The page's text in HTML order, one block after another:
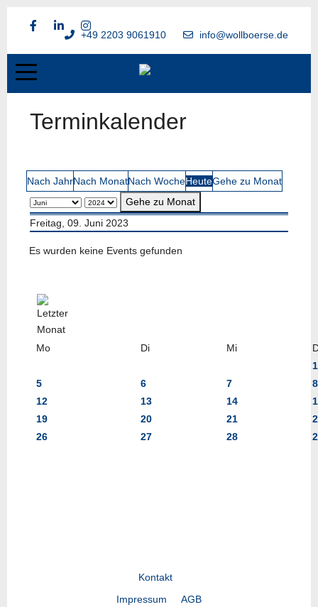
+49 2203 9061910 info@wollboerse.de
Terminkalender
Nach JahrNach MonatNach WocheHeuteGehe zu Monat
Gehe zu Monat
Freitag, 09. Juni 2023
Es wurden keine Events gefunden
Mo Di Mi
1
5
6 7
8
12
13 14
19
20 21
26
27 28
Kontakt
Impressum
AGB